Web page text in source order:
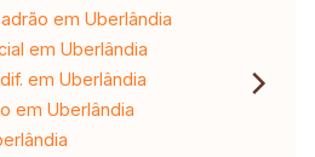
em Uberlândia
em Uberlândia
em Uberlândia
em Uberlândia